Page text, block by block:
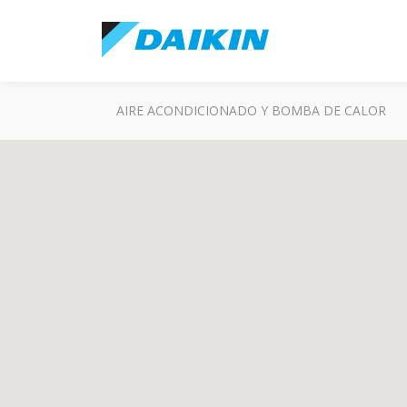
AIRE ACONDICIONADO Y BOMBA DE CALOR